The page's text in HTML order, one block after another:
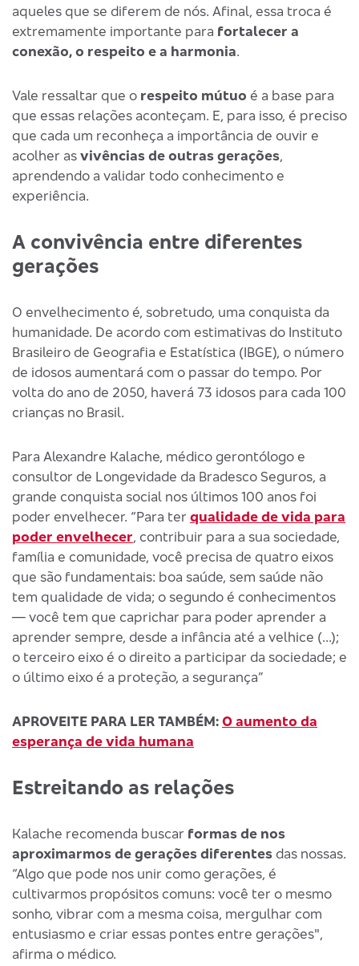
aqueles que se diferem de nós. Afinal, essa troca é
extremamente importante para fortalecer a
conexão, o respeito e a harmonia.
Vale ressaltar que o respeito mútuo é a base para
que essas relações aconteçam. E, para isso, é preciso
que cada um reconheça a importância de ouvir e
acolher asvivências de outras gerações,
aprendendo a validar todo conhecimento e
experiência.
A convivência entre diferentes
gerações
O envelhecimento é, sobretudo, uma conquista da
humanidade. De acordo com estimativas do Instituto
Brasileiro de Geografia e Estatística (IBGE), o número
de idosos aumentará com o passar do tempo. Por
volta do ano de 2050, haverá 73 idosos para cada 100
crianças no Brasil.
Para Alexandre Kalache, médico gerontólogo e
consultor de Longevidade da Bradesco Seguros, a
grande conquista social nos últimos 100 anos foi
poder envelhecer. “Para ter qualidade de vida para
poder envelhecer, contribuir para a sua sociedade,
família e comunidade, você precisa de quatro eixos
que são fundamentais: boa saúde, sem saúde não
tem qualidade de vida; o segundo é conhecimentos
— você tem que caprichar para poder aprender a
aprender sempre, desde a infância até a velhice (...);
o terceiro eixo é o direito a participar da sociedade; e
o último eixo é a proteção, a segurança”
APROVEITE PARA LER TAMBÉM: O aumento da
esperança de vida humana
Estreitando as relações
Kalache recomenda buscar formas de nos
aproximarmos de gerações diferentes das nossas.
“Algo que pode nos unir como gerações, é
cultivarmos propósitos comuns: você ter o mesmo
sonho, vibrar com a mesma coisa, mergulhar com
entusiasmo e criar essas pontes entre gerações",
afirma o médico.